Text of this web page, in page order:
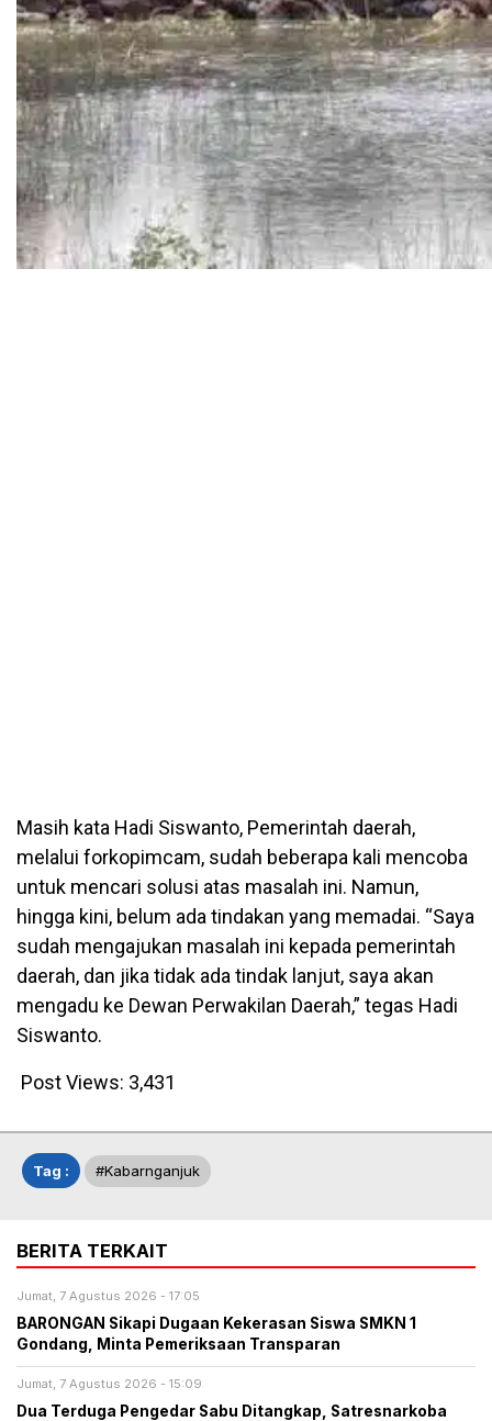
Masih kata Hadi Siswanto, Pemerintah daerah,
melalui forkopimcam, sudah beberapa kali mencoba
untuk mencari solusi atas masalah ini. Namun,
hingga kini, belum ada tindakan yang memadai. “Saya
sudah mengajukan masalah ini kepada pemerintah
daerah, dan jika tidak ada tindak lanjut, saya akan
mengadu ke Dewan Perwakilan Daerah,” tegas Hadi
Siswanto.
Post Views: 3,431
Tag : #kabarnganjuk
BERITA TERKAIT
Jumat, 7 Agustus 2026 - 17:05
BARONGAN Sikapi Dugaan Kekerasan Siswa SMKN 1
Gondang, Minta Pemeriksaan Transparan
Jumat, 7 Agustus 2026 - 15:09
Dua Terduga Pengedar Sabu Ditangkap, Satresnarkoba